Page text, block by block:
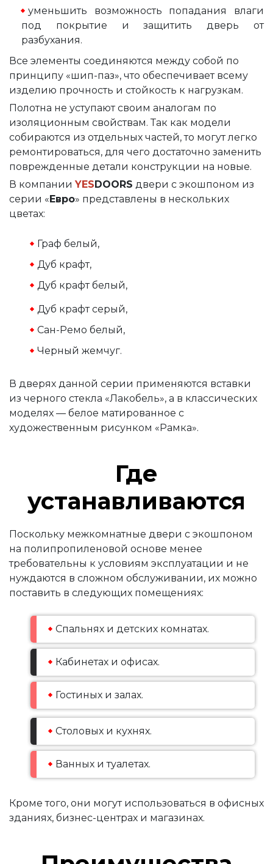
уменьшить возможность попадания влаги
под покрытие и защитить дверь от
разбухания.
Все элементы соединяются между собой по
принципу «шип-паз», что обеспечивает всему
изделию прочность и стойкость к нагрузкам.
Полотна не уступают своим аналогам по
изоляционным свойствам. Так как модели
собираются из отдельных частей, то могут легко
ремонтироваться, для чего достаточно заменить
поврежденные детали конструкции на новые.
В компании YESDOORS двери с экошпоном из
серии «Евро» представлены в нескольких
цветах:
Граф белый,
Дуб крафт,
Дуб крафт белый,
Дуб крафт серый,
Сан-Ремо белый,
Черный жемчуг.
В дверях данной серии применяются вставки
из черного стекла «Лакобель», а в классических
моделях — белое матированное с
художественным рисунком «Рамка».
Где
устанавливаются
Поскольку межкомнатные двери с экошпоном
на полипропиленовой основе менее
требовательны к условиям эксплуатации и не
нуждаются в сложном обслуживании, их можно
поставить в следующих помещениях:
Спальнях и детских комнатах.
Кабинетах и офисах.
Гостиных и залах.
Столовых и кухнях.
Ванных и туалетах.
Кроме того, они могут использоваться в офисных
зданиях, бизнес-центрах и магазинах.